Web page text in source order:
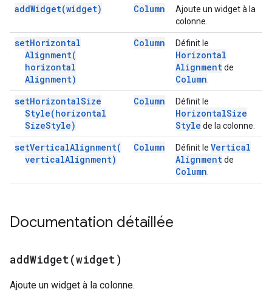
addWidget(widget) Column
Ajoute un widget à la
colonne.
setHorizontal
Alignment(
horizontal
Alignment)
Column Définit le
Horizontal
Alignmentde
Column
setHorizontalSize
Style(horizontal
SizeStyle)
Column Définit le
HorizontalSize
Style de la colonne.
setVerticalAlignment(
verticalAlignment)
Column Définit le Vertical
Alignmentde
Column
Documentation détaillée
addWidget(widget)
Ajoute un widget à la colonne.